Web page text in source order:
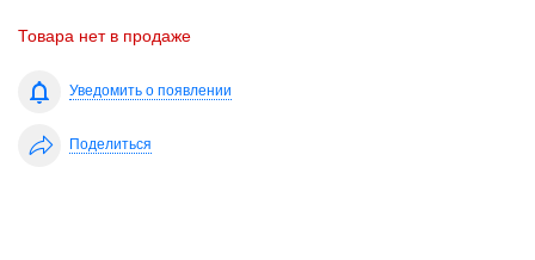
Товара нет в продаже
Уведомить о появлении
Поделиться